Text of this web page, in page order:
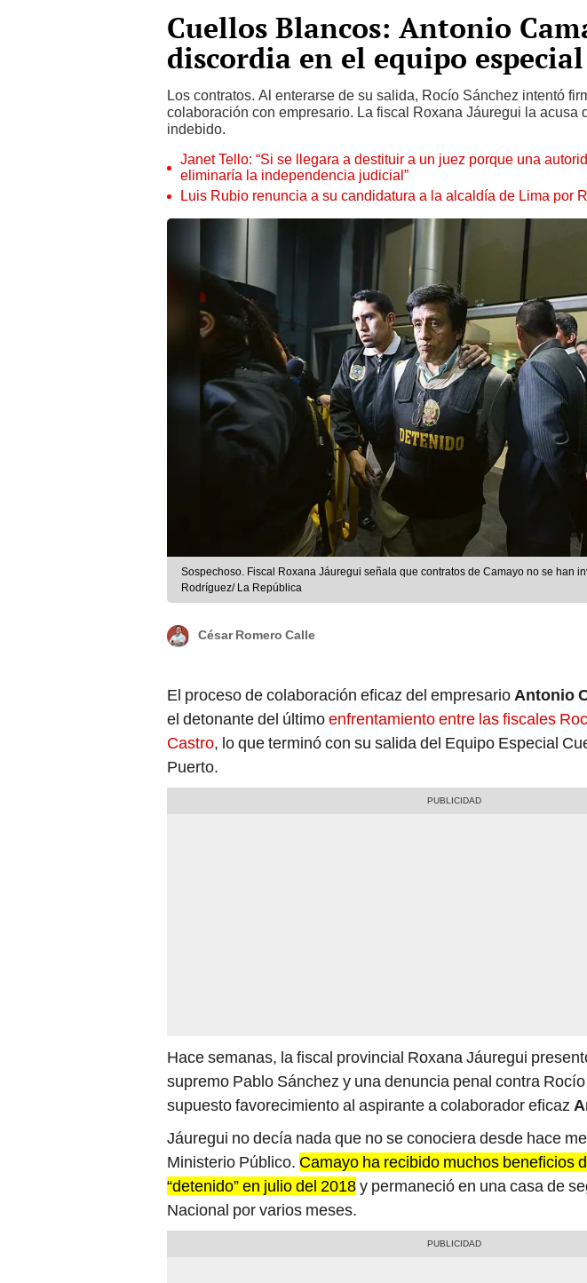
Cuellos Blancos: Antonio
discordia en el equipo especial
Los contratos. Al enterarse de su salida, Rocío Sánchez intentó
colaboración con empresario. La fiscal Roxana Jáuregui la acusa
indebido.
Janet Tello: “Si se llegara a destituir a un juez porque una
eliminaría la independencia judicial”
Luis Rubio renuncia a su candidatura a la alcaldía de Lima por
Sospechoso. Fiscal Roxana Jáuregui señala que contratos de Camayo no se han
Rodríguez/ La República
César Romero Calle
El proceso de colaboración eficaz del empresarioAntonio
el detonante del últimoenfrentamiento entre las fiscales
Castro, lo que terminó con su salida del Equipo Especial
Puerto.
Hace semanas, la fiscal provincial Roxana Jáuregui
supremo Pablo Sánchez y una denuncia penal contra
supuesto favorecimiento al aspirante a colaborador eficaz
Jáuregui no decía nada que no se conociera desde hace
Ministerio Público. Camayo ha recibido muchos beneficios
“detenido” en julio del 2018y permaneció en una casa de
Nacional por varios meses.